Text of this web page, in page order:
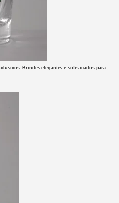
Brindes elegantes e sofisticados para